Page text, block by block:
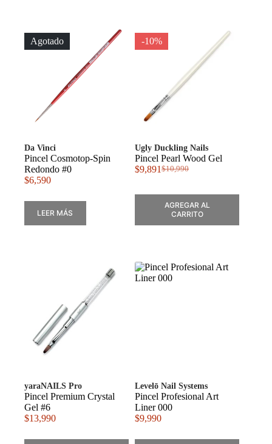
Agotado
Da Vinci
Pincel Cosmotop-Spin
Redondo #0
$6,590
LEER MÁS
-10%
Ugly Duckling Nails
Pincel Pearl Wood Gel
$10,990
El
original
era:
$10,990.
$9,891El
actual
es:
$9,891.
AGREGAR AL
CARRITO
yaraNAILS Pro
Pincel Premium Crystal
Gel #6
$13,990
Levelō Nail Systems
Pincel Profesional Art
Liner 000
$9,990